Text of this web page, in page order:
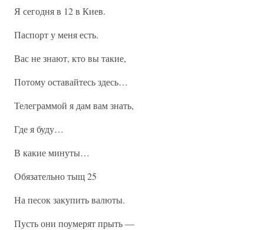
Я сегодня в 12 в Киев.
Паспорт у меня есть.
Вас не знают, кто вы такие,
Потому оставайтесь здесь…
Телеграммой я дам вам знать,
Где я буду…
В какие минуты…
Обязательно тыщ 25
На песок закупить валюты.
Пусть они поумерят прыть —